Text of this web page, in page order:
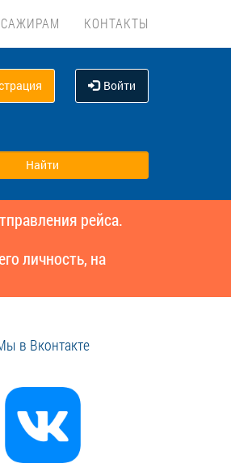
КОНТАКТЫ
Войти
рейса.
личность, на
в Вконтакте